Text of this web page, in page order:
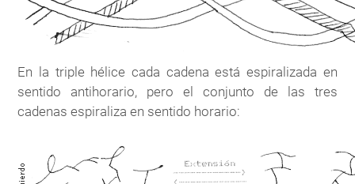
En la triple hélice cada cadena está espiralizada en
sentido antihorario, pero el conjunto de las tres
cadenas espiraliza en sentido horario: